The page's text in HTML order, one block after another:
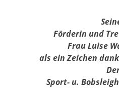
Förderin und
Frau Luise
als ein Zeichen
Sport- u.